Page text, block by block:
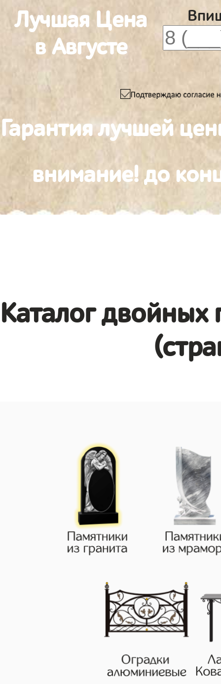
Лучшая Цена
в Августе
Гарантия лучшей
внимание! до
Каталог двойных